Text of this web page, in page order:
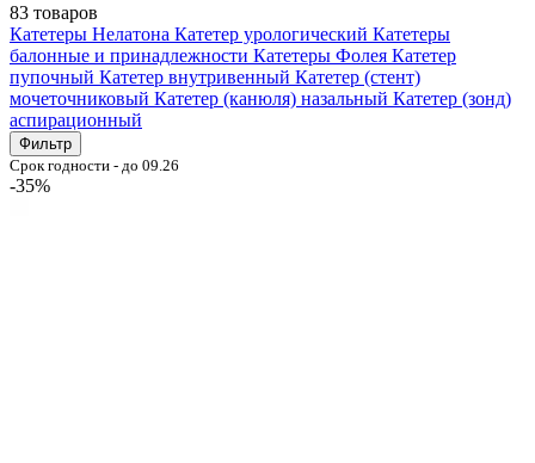
83 товаров
Катетеры Нелатона Катетер урологический Катетеры
балонные и принадлежности Катетеры Фолея Катетер
пупочный Катетер внутривенный Катетер (стент)
мочеточниковый Катетер (канюля) назальный Катетер (зонд)
аспирационный
Фильтр
Срок годности - до 09.26
-35%